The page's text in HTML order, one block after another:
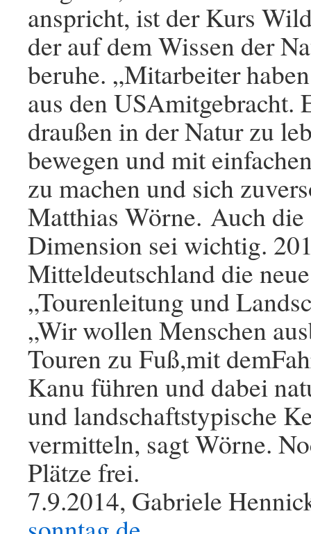
anspricht, ist der Kurs
der auf dem Wissen der
beruhe. „Mitarbeiter
aus den USAmitgebracht.
draußen in der Natur zu
bewegen und mit
zu machen und sich
Matthias Wörne. Auch
Dimension sei wichtig.
Mitteldeutschland die
„Tourenleitung und
„Wir wollen Menschen
Touren zu Fuß,mit
Kanu führen und dabei
und landschaftstypische
vermitteln, sagt Wörne.
Plätze frei.
7.9.2014, Gabriele